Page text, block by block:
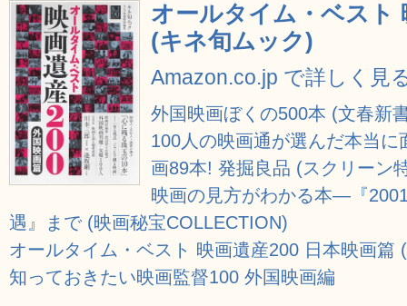
オールタイム・ベスト
(キネ旬ムック)
Amazon.co.jp で詳しく見
外国映画ぼくの500本 (文春新
100人の映画通が選んだ本当
画89本! 発掘良品 (スクリーン
映画の見方がわかる本―『
遇』まで (映画秘宝COLLECTION)
オールタイム・ベスト 映画遺産200 日本映画篇
知っておきたい映画監督100 外国映画編